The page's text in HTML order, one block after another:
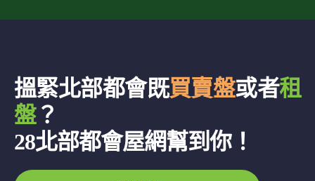
搵緊北部都會既買賣盤或者租
盤？
28北部都會屋網幫到你！